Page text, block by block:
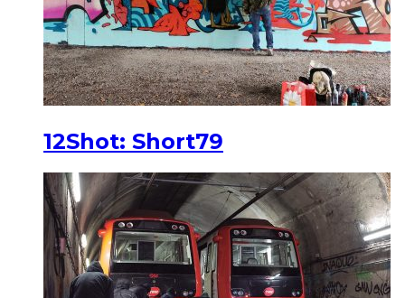
12Shot: Short79